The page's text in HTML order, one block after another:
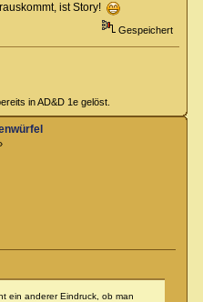
ist Story!
Gespeichert
in AD&D 1e gelöst.
ein anderer Eindruck, ob man